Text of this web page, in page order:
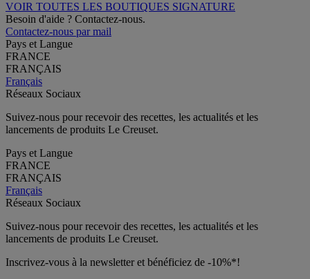
VOIR TOUTES LES BOUTIQUES SIGNATURE
Besoin d'aide ? Contactez-nous.
Contactez-nous par mail
Pays et Langue
FRANCE
FRANÇAIS
Français
Réseaux Sociaux
Suivez-nous pour recevoir des recettes, les actualités et les
lancements de produits Le Creuset.
Pays et Langue
FRANCE
FRANÇAIS
Français
Réseaux Sociaux
Suivez-nous pour recevoir des recettes, les actualités et les
lancements de produits Le Creuset.
Inscrivez-vous à la newsletter et bénéficiez de -10%*!